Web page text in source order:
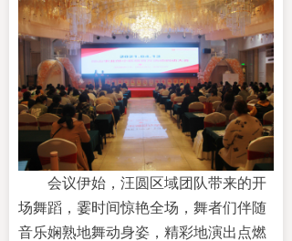
会议伊始， 汪圆区域团队带来的开
场舞蹈，霎时间惊艳全场，舞者们伴随
音乐娴熟地舞动身姿，精彩地演出点燃